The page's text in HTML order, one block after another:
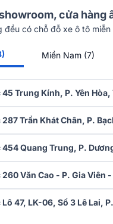
vang số này mạch chống
hát karaoke, mang lại
hỗ trợ các cổng kết nối
Vang số BIK BPR-5600
có thiết kế hiện đại,
từ gia đình, quán café
củ bass đường kính
Alto TS12S tái tạo âm
cửa hàng
đều có chỗ đỗ xe ô tô miễn
Miền Nam (7)
45 Trung Kính, P. Yên Hòa,
287 Trần Khát Chân, P.
454 Quang Trung, P.
260 Văn Cao - P. Gia Viên
Lô 47, LK-06, Số 3 Lê Lai,